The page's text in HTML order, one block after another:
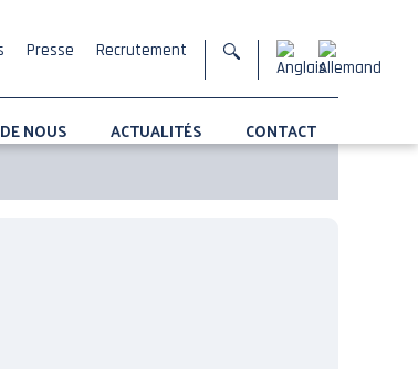
Presse Recrutement
NOUS ACTUALITÉS CONTACT